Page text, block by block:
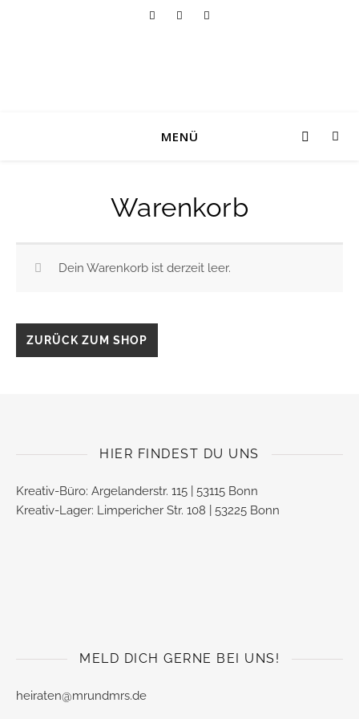
MENÜ
Warenkorb
Dein Warenkorb ist derzeit leer.
ZURÜCK ZUM SHOP
HIER FINDEST DU UNS
Kreativ-Büro: Argelanderstr. 115 | 53115 Bonn
Kreativ-Lager: Limpericher Str. 108 | 53225 Bonn
MELD DICH GERNE BEI UNS!
heiraten@mrundmrs.de